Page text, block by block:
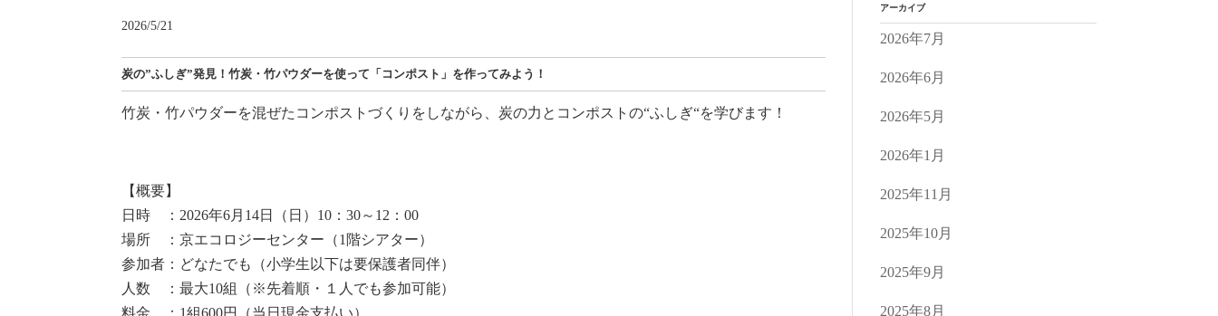
2026/5/21
炭の”ふしぎ”発見！竹炭・竹パウダーを使って「コンポスト」を作ってみよう！
竹炭・竹パウダーを混ぜたコンポストづくりをしながら、炭の力とコンポストの“ふしぎ“を学びます！
【概要】
日時 ：2026年6月14日（日）10：30～12：00
場所 ：京エコロジーセンター（1階シアター）
参加者：どなたでも（小学生以下は要保護者同伴）
人数 ：最大10組（※先着順・１人でも参加可能）
アーカイブ
2026年7月
2026年6月
2026年5月
2026年1月
2025年11月
2025年10月
2025年9月
2025年8月